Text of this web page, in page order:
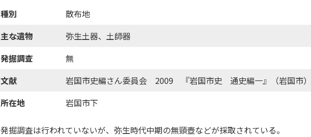
種別
散布地
主な遺物
弥生土器、土師器
発掘調査
無
文献
岩国市史編さん委員会 2009 『岩国市史 通史編一』（岩国市）
所在地
岩国市下
発掘調査は行われていないが、弥生時代中期の無頸壺などが採取されている。